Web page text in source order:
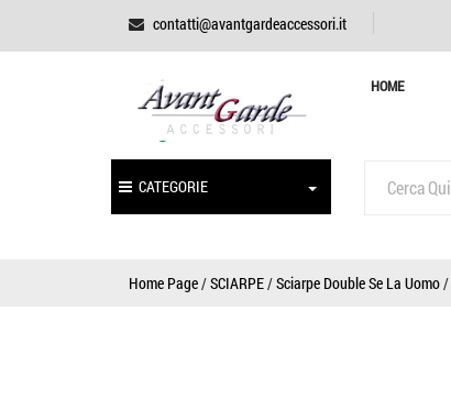
contatti@avantgardeaccessori.it
HOME
CATEGORIE
Home Page/SCIARPE/Sciarpe Double Se La Uomo/